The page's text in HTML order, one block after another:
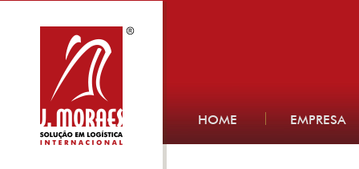
HOME EMPRESA